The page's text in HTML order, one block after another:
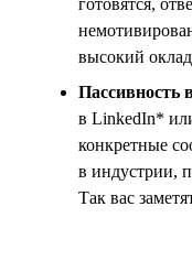
высокий оклад
Пассивность
в LinkedIn*
конкретные
в индустрии,
Так вас